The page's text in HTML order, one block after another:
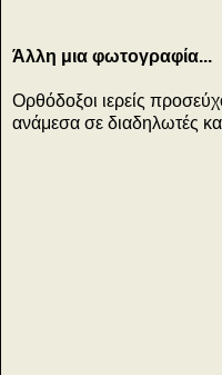
Άλλη μια φωτογραφία...
Ορθόδοξοι ιερείς
ανάμεσα σε διαδηλωτές